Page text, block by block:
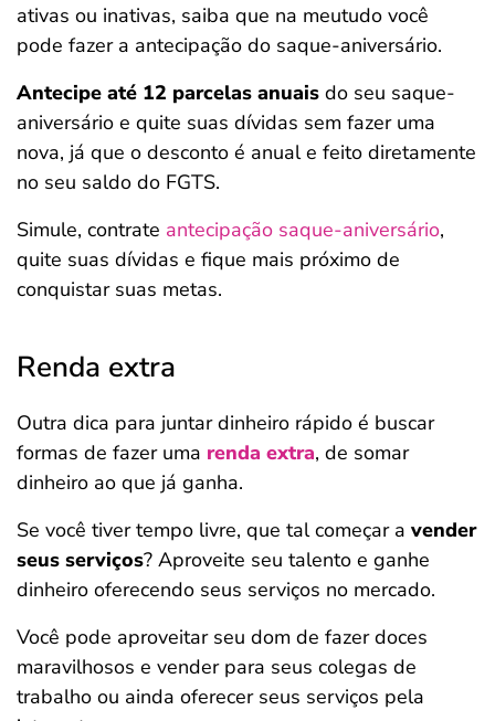
ativas ou inativas, saiba que na meutudo você
pode fazer a antecipação do saque-aniversário.
Antecipe até 12 parcelas anuais do seu saque-
aniversário e quite suas dívidas sem fazer uma
nova, já que o desconto é anual e feito diretamente
no seu saldo do FGTS.
Simule, contrate antecipação saque-aniversário,
quite suas dívidas e fique mais próximo de
conquistar suas metas.
Renda extra
Outra dica para juntar dinheiro rápido é buscar
formas de fazer uma renda extra, de somar
dinheiro ao que já ganha.
Se você tiver tempo livre, que tal começar a vender
seus serviços? Aproveite seu talento e ganhe
dinheiro oferecendo seus serviços no mercado.
Você pode aproveitar seu dom de fazer doces
maravilhosos e vender para seus colegas de
trabalho ou ainda oferecer seus serviços pela